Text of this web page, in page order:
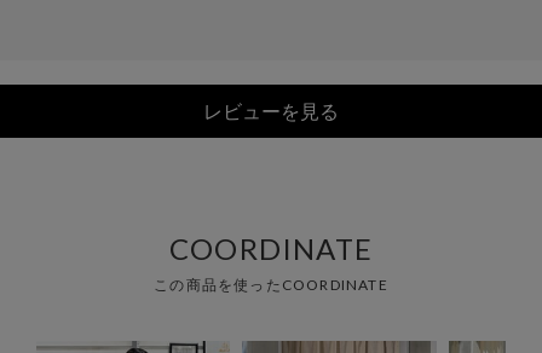
レビューを見る
COORDINATE
この商品を使ったCOORDINATE